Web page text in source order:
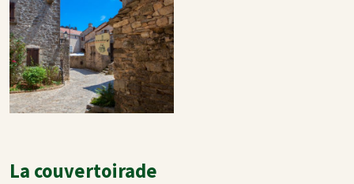
La couvertoirade